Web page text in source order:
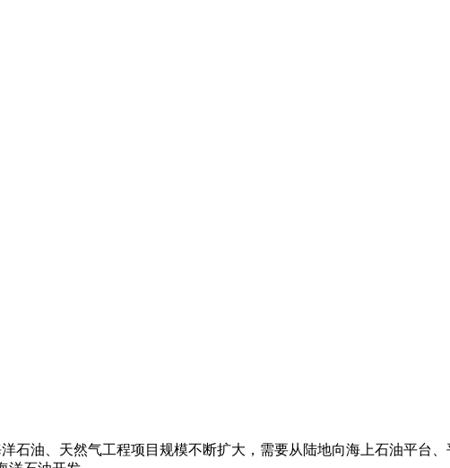
油、天然气工程项目规模不断扩大，需要从陆地向海上石油平台